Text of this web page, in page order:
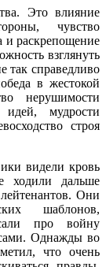
Это влияние
чувство
и раскрепощение
взглянуть
так справедливо
в жестокой
нерушимости
идей, мудрости
строя
видели кровь
ходили дальше
Они
шаблонов,
про войну
Однажды во
что очень